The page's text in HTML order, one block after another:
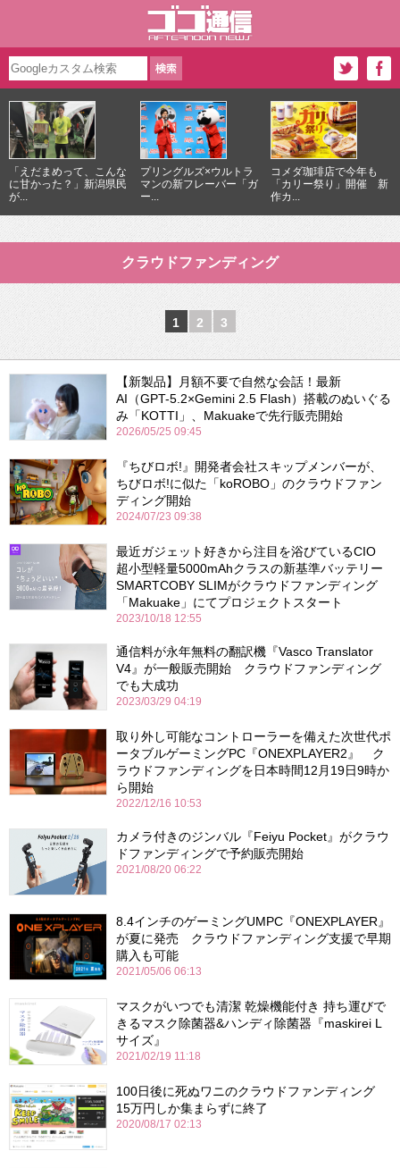
「えだまめって、こんな
に甘かった？」新潟県民
が...
プリングルズ×ウルトラ
マンの新フレーバー「ガ
ー...
コメダ珈琲店で今年も
「カリー祭り」開催 新
作カ...
クラウドファンディング
1 2 3
【新製品】月額不要で自然な会話！最新
AI（GPT-5.2×Gemini 2.5 Flash）搭載のぬいぐる
み「KOTTI」、Makuakeで先行販売開始
2026/05/25 09:45
『ちびロボ!』開発者会社スキップメンバーが、
ちびロボ!に似た「koROBO」のクラウドファン
ディング開始
2024/07/23 09:38
最近ガジェット好きから注目を浴びているCIO
超小型軽量5000mAhクラスの新基準バッテリー
SMARTCOBY SLIMがクラウドファンディング
「Makuake」にてプロジェクトスタート
2023/10/18 12:55
通信料が永年無料の翻訳機『Vasco Translator
V4』が一般販売開始 クラウドファンディング
でも大成功
2023/03/29 04:19
取り外し可能なコントローラーを備えた次世代ポ
ータブルゲーミングPC『ONEXPLAYER2』 ク
ラウドファンディングを日本時間12月19日9時か
ら開始
2022/12/16 10:53
カメラ付きのジンバル『Feiyu Pocket』がクラウ
ドファンディングで予約販売開始
2021/08/20 06:22
8.4インチのゲーミングUMPC『ONEXPLAYER』
が夏に発売 クラウドファンディング支援で早期
購入も可能
2021/05/06 06:13
マスクがいつでも清潔 乾燥機能付き 持ち運びで
きるマスク除菌器&ハンディ除菌器『maskirei L
サイズ』
2021/02/19 11:18
100日後に死ぬワニのクラウドファンディング
15万円しか集まらずに終了
2020/08/17 02:13